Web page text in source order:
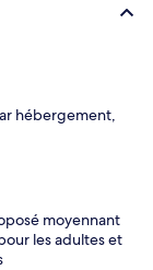
hébergement,
moyennant
les adultes et